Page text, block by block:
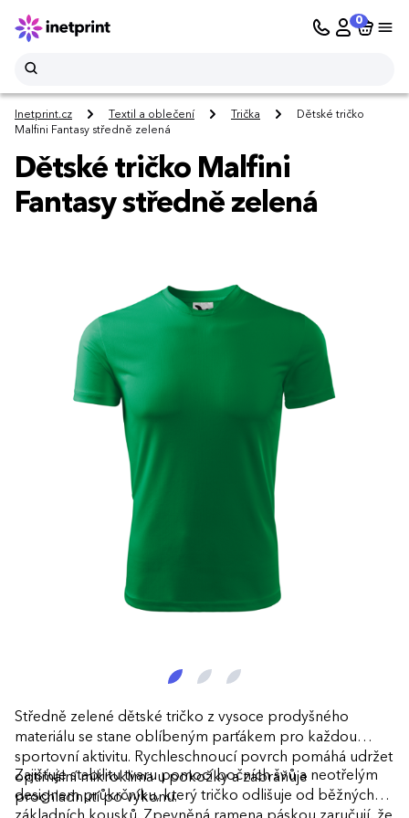
0
Inetprint.cz Textil a oblečení Trička
Dětské tričko
Malfini Fantasy středně zelená
Dětské tričko Malfini
Fantasy středně zelená
Středně zelené dětské tričko z vysoce prodyšného
materiálu se stane oblíbeným parťákem pro každou
sportovní aktivitu. Rychleschnoucí povrch pomáhá udržet
optimální mikroklima u pokožky a zabraňuje
prochladnutí po výkonu.
Zajišťuje stabilitu tvaru pomocí bočních švů a neotřelým
designem průkrčníku, který tričko odlišuje od běžných